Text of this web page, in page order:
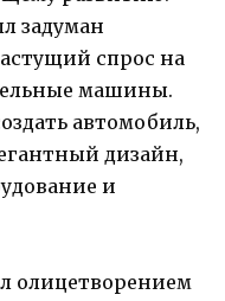
задуман
спрос на
машины.
автомобиль,
дизайн,
и
олицетворением